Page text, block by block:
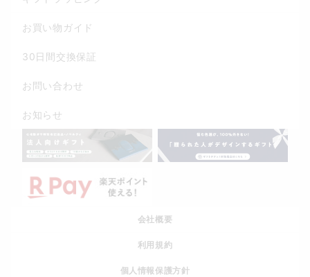
お買い物ガイド
30日間交換保証
お問い合わせ
お知らせ
会社概要
利用規約
個人情報保護方針